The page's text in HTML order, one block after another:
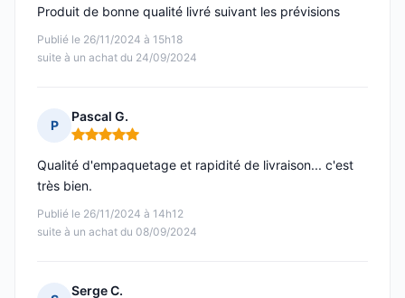
Publié le 26/11/2024 à 15h18
suite à un achat du 24/09/2024
Produit de bonne qualité livré suivant les prévisions
P
Pascal G.
Note : 5 sur 5
Publié le 26/11/2024 à 14h12
suite à un achat du 08/09/2024
Qualité d'empaquetage et rapidité de livraison... c'est
très bien.
Serge C.